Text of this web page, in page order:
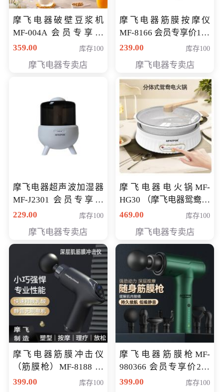
摩飞电器破壁豆浆机
MF-004A 会员专享价
168元
359.00 库存100
摩飞电器专卖店
摩飞电器筋膜按摩仪
MF-8166 会员专享价168
元
239.00 库存100
摩飞电器专卖店
摩飞电器超声波加湿器
MF-J2301 会员专享价
168元
229.00 库存100
摩飞电器专卖店
摩飞电器电火锅MF-
HG30 （摩飞电器鸳鸯锅
MF-HG30 ） 会员专享价
469.00 库存100
摩飞电器专卖店
摩飞电器筋膜冲击仪
（筋膜枪）MF-8188 会
员专享价268元
399.00 库存100
摩飞电器筋膜枪MF-
980366 会员专享价299
元
399.00 库存100